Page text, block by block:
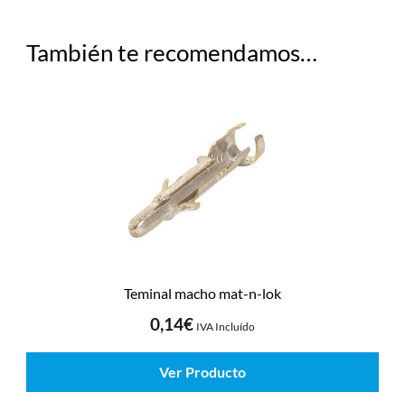
También te recomendamos…
Teminal macho mat-n-lok
0,14€ IVA Incluído
Ver Producto